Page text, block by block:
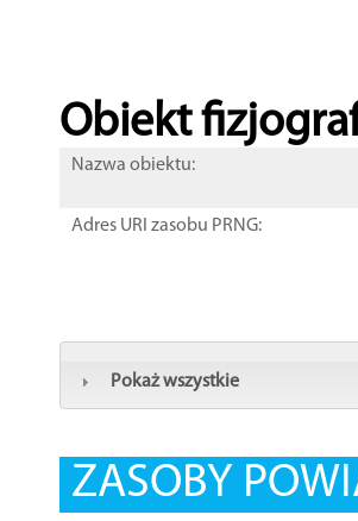
Obiekt
Nazwa obiektu:
Adres URI zasobu PRNG:
Pokaż wszystkie
ZASOBY